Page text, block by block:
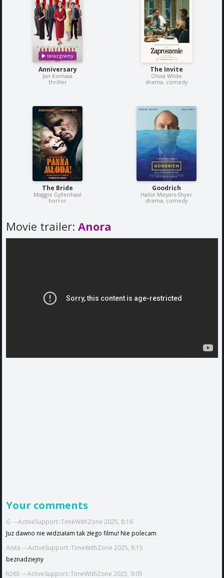
Anniversary
Jan Komasa
thriller
The Invite
Olivia Wilde
drama, comedy
The Bride
Maggie Gyllenhaal
horror
Goodrich
Hallie Meyers-Shyer
drama, comedy
Movie trailer: Anora
Your comments
G ---ActiveSupport::TimeWithZone 2025, 8:16
Juz dawno nie widziałam tak złego filmu! Nie polecam
Anita ---ActiveSupport::TimeWithZone 2025, 8:15
beznadziejny
h265 ---ActiveSupport::TimeWithZone 2025, 9:05